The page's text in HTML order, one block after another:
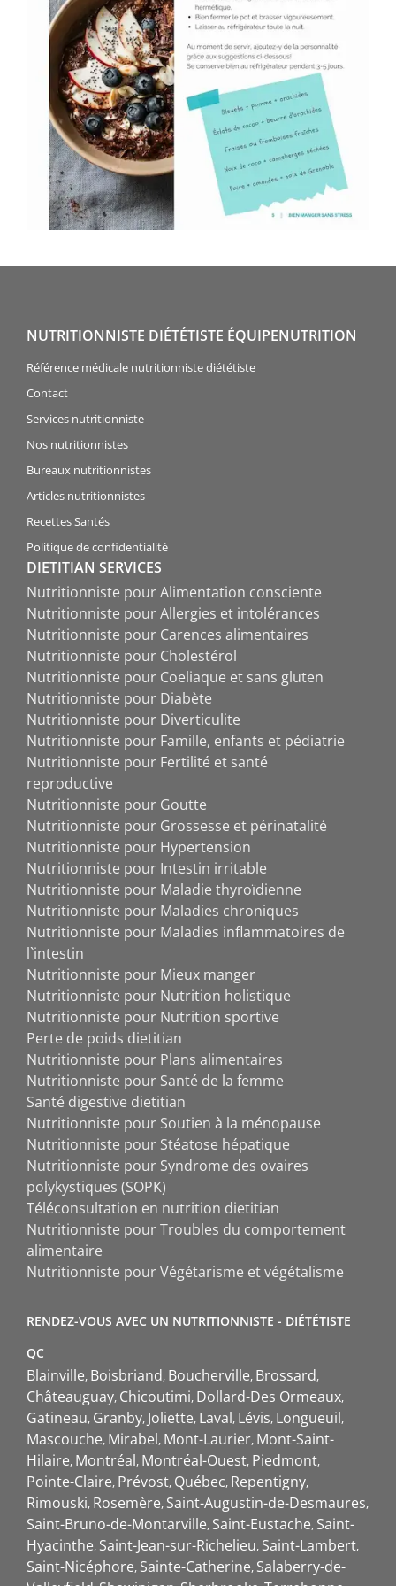
NUTRITIONNISTE DIÉTÉTISTE ÉQUIPENUTRITION
Référence médicale nutritionniste diététiste
Contact
Services nutritionniste
Nos nutritionnistes
Bureaux nutritionnistes
Articles nutritionnistes
Recettes Santés
Politique de confidentialité
DIETITIAN SERVICES
Nutritionniste pour Alimentation consciente
Nutritionniste pour Allergies et intolérances
Nutritionniste pour Carences alimentaires
Nutritionniste pour Cholestérol
Nutritionniste pour Coeliaque et sans gluten
Nutritionniste pour Diabète
Nutritionniste pour Diverticulite
Nutritionniste pour Famille, enfants et pédiatrie
Nutritionniste pour Fertilité et santé
reproductive
Nutritionniste pour Goutte
Nutritionniste pour Grossesse et périnatalité
Nutritionniste pour Hypertension
Nutritionniste pour Intestin irritable
Nutritionniste pour Maladie thyroïdienne
Nutritionniste pour Maladies chroniques
Nutritionniste pour Maladies inflammatoires de
l`intestin
Nutritionniste pour Mieux manger
Nutritionniste pour Nutrition holistique
Nutritionniste pour Nutrition sportive
Perte de poids dietitian
Nutritionniste pour Plans alimentaires
Nutritionniste pour Santé de la femme
Santé digestive dietitian
Nutritionniste pour Soutien à la ménopause
Nutritionniste pour Stéatose hépatique
Nutritionniste pour Syndrome des ovaires
polykystiques (SOPK)
Téléconsultation en nutrition dietitian
Nutritionniste pour Troubles du comportement
alimentaire
Nutritionniste pour Végétarisme et végétalisme
RENDEZ-VOUS AVEC UN NUTRITIONNISTE - DIÉTÉTISTE
QC
Blainville Boisbriand Boucherville Brossard
Châteauguay Chicoutimi Dollard-Des Ormeaux
Gatineau Granby Joliette Laval Lévis Longueuil
Mascouche Mirabel Mont-Laurier Mont-Saint-
Hilaire Montréal Montréal-Ouest Piedmont
Pointe-Claire Prévost Québec Repentigny
Rimouski Rosemère Saint-Augustin-de-Desmaures
Saint-Bruno-de-Montarville Saint-Eustache Saint-
Hyacinthe Saint-Jean-sur-Richelieu Saint-Lambert
Saint-Nicéphore Sainte-Catherine Salaberry-de-